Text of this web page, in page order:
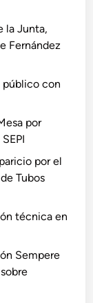
la Junta,
Fernández
público con
por
por el
Tubos
técnica en
Sempere